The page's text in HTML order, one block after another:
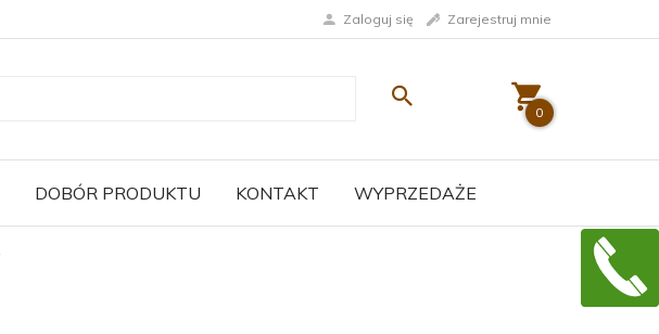
Zaloguj się Zarejestruj mnie
0
DOBÓR PRODUKTU KONTAKT WYPRZEDAŻE